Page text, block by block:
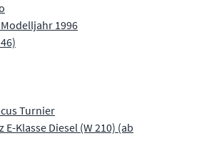
1996
Turnier
E-Klasse Diesel (W 210) (ab